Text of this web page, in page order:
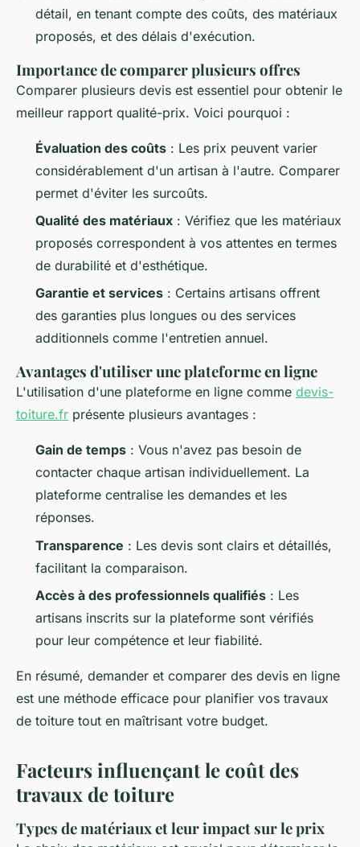
détail, en tenant compte des coûts, des matériaux
proposés, et des délais d'exécution.
Importance de comparer plusieurs offres
Comparer plusieurs devis est essentiel pour obtenir le
meilleur rapport qualité-prix. Voici pourquoi :
Évaluation des coûts : Les prix peuvent varier
considérablement d'un artisan à l'autre. Comparer
permet d'éviter les surcoûts.
Qualité des matériaux : Vérifiez que les matériaux
proposés correspondent à vos attentes en termes
de durabilité et d'esthétique.
Garantie et services : Certains artisans offrent
des garanties plus longues ou des services
additionnels comme l'entretien annuel.
Avantages d'utiliser une plateforme en ligne
L'utilisation d'une plateforme en ligne comme devis-
toiture.fr présente plusieurs avantages :
Gain de temps : Vous n'avez pas besoin de
contacter chaque artisan individuellement. La
plateforme centralise les demandes et les
réponses.
Transparence : Les devis sont clairs et détaillés,
facilitant la comparaison.
Accès à des professionnels qualifiés : Les
artisans inscrits sur la plateforme sont vérifiés
pour leur compétence et leur fiabilité.
En résumé, demander et comparer des devis en ligne
est une méthode efficace pour planifier vos travaux
de toiture tout en maîtrisant votre budget.
Facteurs influençant le coût des
travaux de toiture
Types de matériaux et leur impact sur le prix